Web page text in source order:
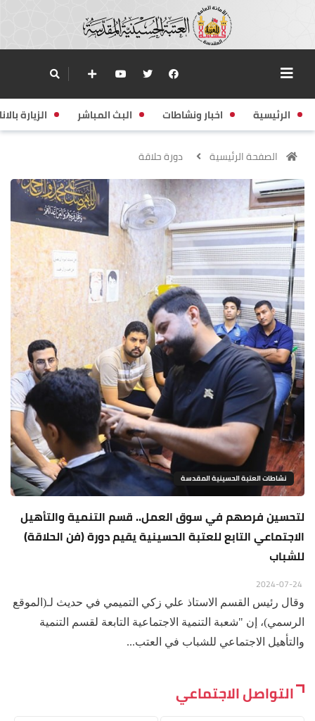
الرئيسية اخبار ونشاطات البث المباشر الزيارة
الصفحة الرئيسية دورة حلاقة
نشاطات العتبة الحسينية المقدسة
لتحسين فرصهم في سوق العمل.. قسم التنمية والتأهيل
الاجتماعي التابع للعتبة الحسينية يقيم دورة (فن الحلاقة)
للشباب
وقال رئيس القسم الاستاذ علي زكي التميمي في حديث لـ(الموقع
الرسمي)، إن "شعبة التنمية الاجتماعية التابعة لقسم التنمية
والتأهيل الاجتماعي للشباب في العتب...
التواصل الاجتماعي